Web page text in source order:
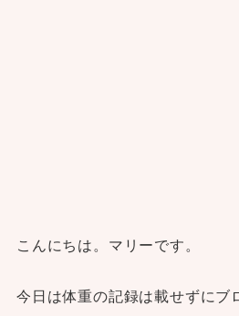
こんにちは。マリーです。
今日は体重の記録は載せずにブ